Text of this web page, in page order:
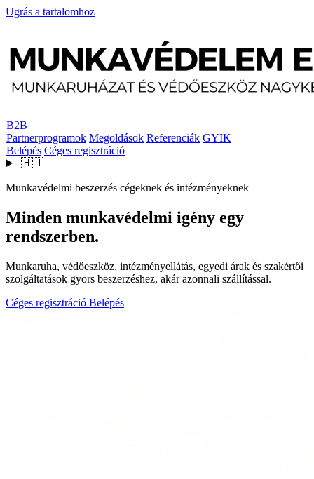
Ugrás a tartalomhoz
B2B
Partnerprogramok Megoldások Referenciák GYIK
Belépés Céges regisztráció
🇭🇺
Munkavédelmi beszerzés cégeknek és intézményeknek
Minden munkavédelmi igény egy
rendszerben.
Munkaruha, védőeszköz, intézményellátás, egyedi árak és szakértői
szolgáltatások gyors beszerzéshez, akár azonnali szállítással.
Céges regisztráció Belépés